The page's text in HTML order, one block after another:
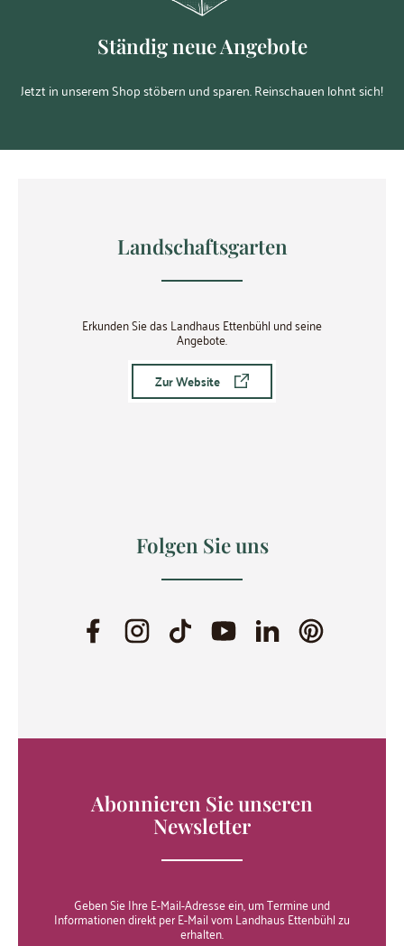
Ständig neue Angebote
Jetzt in unserem Shop stöbern und sparen. Reinschauen lohnt sich!
Landschaftsgarten
Erkunden Sie das Landhaus Ettenbühl und seine
Angebote.
Zur Website
Abonnieren Sie unseren
Newsletter
Geben Sie Ihre E-Mail-Adresse ein, um Termine und
Informationen direkt per E-Mail vom Landhaus Ettenbühl zu
erhalten.
Folgen Sie uns